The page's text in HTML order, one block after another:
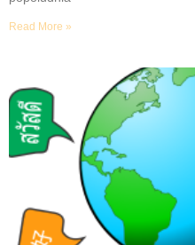
Read More »